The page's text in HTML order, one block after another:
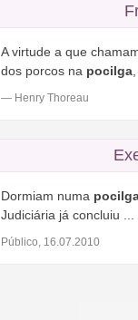
A virtude a que
dos porcos na pocilga
— Henry Thoreau
Dormiam numa
Judiciária já concluiu ...
Público, 16.07.2010